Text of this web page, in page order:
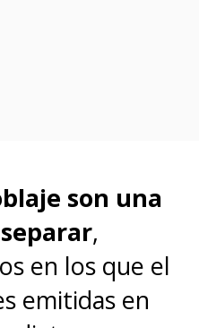
son una
,
en los que el
emitidas en